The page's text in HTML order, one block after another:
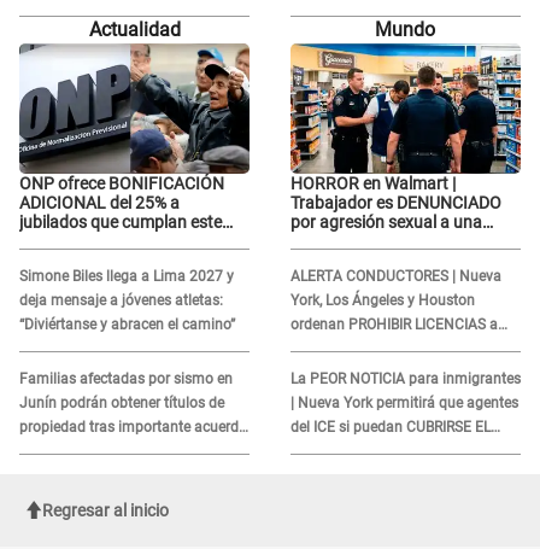
basta con que ella esté bien"
basta con que ella esté bien"
Actualidad
ONP ofrece BONIFICACIÓN
ADICIONAL del 25% a
jubilados que cumplan este
Simone Biles llega a Lima 2027 y
deja mensaje a jóvenes atletas:
“Diviértanse y abracen el camino”
Familias afectadas por sismo en
Junín podrán obtener títulos de
propiedad tras importante acuerdo
de Cofopri
Mundo
HORROR en Walmart |
Trabajador es DENUNCIADO
por agresión sexual a una
ALERTA CONDUCTORES | Nueva
York, Los Ángeles y Houston
ordenan PROHIBIR LICENCIAS a
quienes no presenten ESTE
DOCUMENTO
La PEOR NOTICIA para inmigrantes
| Nueva York permitirá que agentes
del ICE si puedan CUBRIRSE EL
ROSTRO
Regresar al inicio